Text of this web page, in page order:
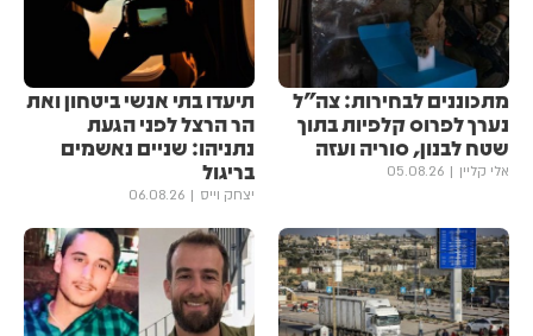
מתכוננים לבחירות: צה״ל
נערך לפרוס קלפיות בתוך
שטח לבנון, סוריה ועזה
אלי קליין 05.08.26
תיעדו בתי אנשי ביטחון ואת
הר הרצל לפני הגעת
נתניהו: שניים נאשמים
בריגול
יצחק וייס 06.08.26